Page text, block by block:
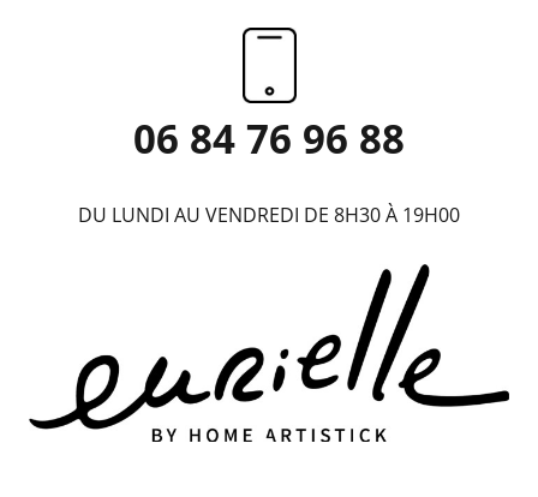
06 84 76 96 88
DU LUNDI AU VENDREDI DE 8H30 À 19H00